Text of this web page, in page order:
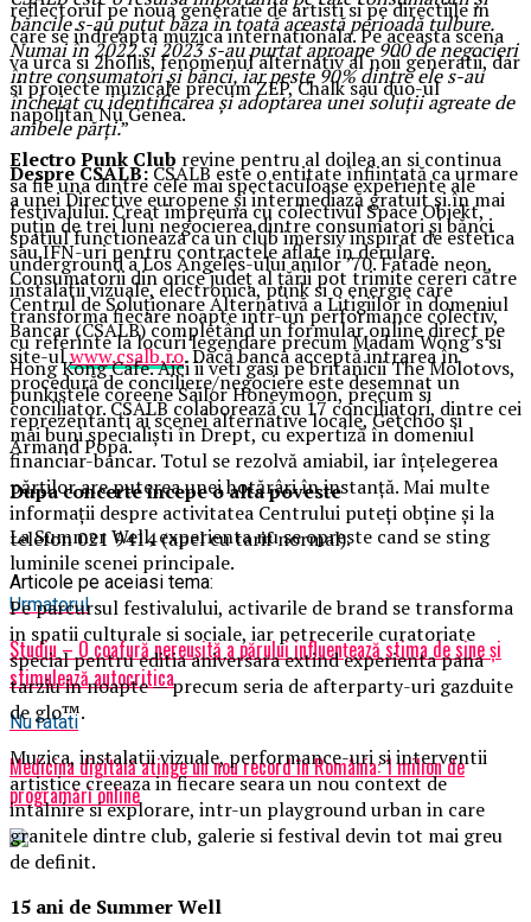
băncile s-au putut baza în toată această perioadă tulbure.
Numai în 2022 și 2023 s-au purtat aproape 900 de negocieri
între consumatori și bănci, iar peste 90% dintre ele s-au
încheiat cu identificarea și adoptarea unei soluții agreate de
ambele părți.”
Despre CSALB:CSALB este o entitate înființată ca urmare
a unei Directive europene și intermediază gratuit și în mai
puțin de trei luni negocierea dintre consumatori și bănci
sau IFN-uri pentru contractele aflate în derulare.
Consumatorii din orice județ al țării pot trimite cereri către
Centrul de Soluționare Alternativă a Litigiilor în domeniul
Bancar (CSALB) completând un formular online direct pe
site-ulwww.csalb.ro. Dacă banca acceptă intrarea în
procedură de conciliere/negociere este desemnat un
conciliator. CSALB colaborează cu 17 conciliatori, dintre cei
mai buni specialiști în Drept, cu expertiză în domeniul
financiar-bancar. Totul se rezolvă amiabil, iar înțelegerea
părților are puterea unei hotărâri în instanță. Mai multe
informații despre activitatea Centrului puteți obține și la
telefon 021 9414 (apel cu tarif normal).
Articole pe aceiasi tema:
Urmatorul
Studiu – O coafură nereușită a părului influențează stima de sine și
stimulează autocritica
Nu ratati
Medicina digitală atinge un nou record în România: 1 milion de
programări online
reflectorul pe noua generatie de artisti si pe directiile in
care se indreapta muzica internationala. Pe aceasta scena
va urca si 2hollis, fenomenul alternativ al noii generatii, dar
si proiecte muzicale precum ZEP, Chalk sau duo-ul
napolitan Nu Genea.
Electro Punk Club revine pentru al doilea an si continua
sa fie una dintre cele mai spectaculoase experiente ale
festivalului. Creat impreuna cu colectivul Space Objekt,
spatiul functioneaza ca un club imersiv inspirat de estetica
underground a Los Angeles-ului anilor ’70. Fatade neon,
instalatii vizuale, electronica, punk si o energie care
transforma fiecare noapte intr-un performance colectiv,
cu referinte la locuri legendare precum Madam Wong’s si
Hong Kong Cafe. Aici ii veti gasi pe britanicii The Molotovs,
punkistele coreene Sailor Honeymoon, precum si
reprezentanti ai scenei alternative locale, Getchoo si
Armand Popa.
Dupa concerte incepe o alta poveste
La Summer Well, experienta nu se opreste cand se sting
luminile scenei principale.
Pe parcursul festivalului, activarile de brand se transforma
in spatii culturale si sociale, iar petrecerile curatoriate
special pentru editia aniversara extind experienta pana
tarziu in noapte — precum seria de afterparty-uri gazduite
de glo™.
Muzica, instalatii vizuale, performance-uri si interventii
artistice creeaza in fiecare seara un nou context de
intalnire si explorare, intr-un playground urban in care
granitele dintre club, galerie si festival devin tot mai greu
de definit.
15 ani de Summer Well